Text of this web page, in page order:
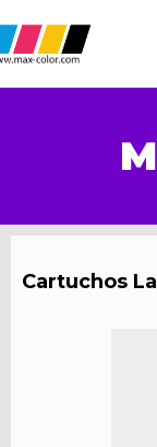
Cartuchos